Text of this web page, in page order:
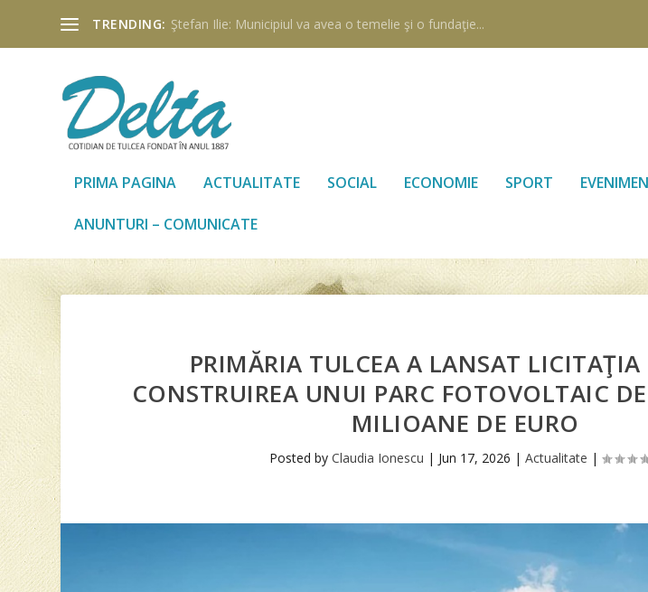
TRENDING: Ştefan Ilie: Municipiul va avea o temelie şi o fundaţie...
PRIMA PAGINA ACTUALITATE SOCIAL ECONOMIE SPORT
ANUNTURI – COMUNICATE
PRIMĂRIA TULCEA A LANSAT LICITAŢIA
CONSTRUIREA UNUI PARC FOTOVOLTAIC
MILIOANE DE EURO
Posted by Claudia Ionescu | Jun 17, 2026 | Actualitate |